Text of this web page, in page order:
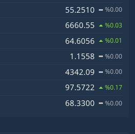
55.2510 %0.00
6660.55 %0.03
64.6056 %0.01
1.1558 %0.00
4342.09 %0.00
97.5722 %0.17
68.3300 %0.00